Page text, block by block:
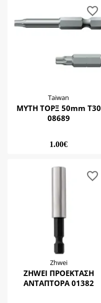
Taiwan
ΜΥΤΗ ΤΟΡΞ 50mm Τ30
08689
1.00€
Zhwei
ZHWEI ΠΡΟΕΚΤΑΣΗ
ΑΝΤΑΠΤΟΡΑ 01382